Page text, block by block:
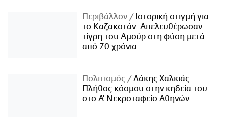
Περιβάλλον
Ιστορική στιγμή για
το Καζακστάν: Απελευθέρωσαν
τίγρη του Αμούρ στη φύση μετά
από 70 χρόνια
Πολιτισμός
Λάκης Χαλκιάς:
Πλήθος κόσμου στην κηδεία του
στο Α' Νεκροταφείο Αθηνών